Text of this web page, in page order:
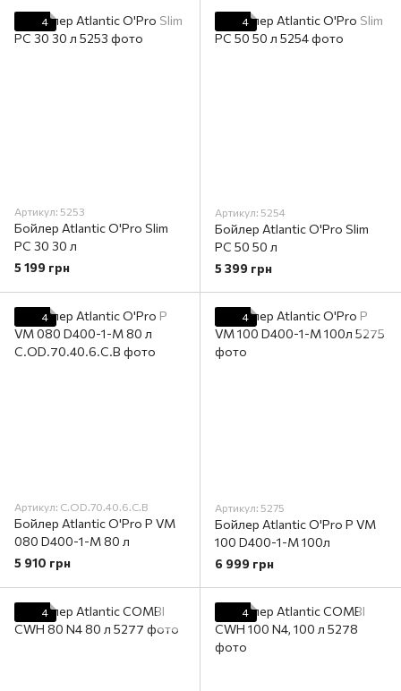
4
Артикул: 5253
Бойлер Atlantic O'Pro Slim
PC 30 30 л
5 199 грн
4
Артикул: 5254
Бойлер Atlantic O'Pro Slim
PC 50 50 л
5 399 грн
4
Артикул: C.OD.70.40.6.C.B
Бойлер Atlantic O'Pro P VM
080 D400-1-M 80 л
5 910 грн
4
Артикул: 5275
Бойлер Atlantic O'Pro P VM
100 D400-1-M 100л
6 999 грн
4 4